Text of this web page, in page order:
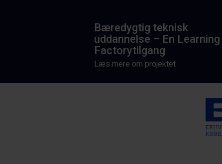
Bæredygtig teknisk
uddannelse – En Learning
Factorytilgang
Læs mere om projektet